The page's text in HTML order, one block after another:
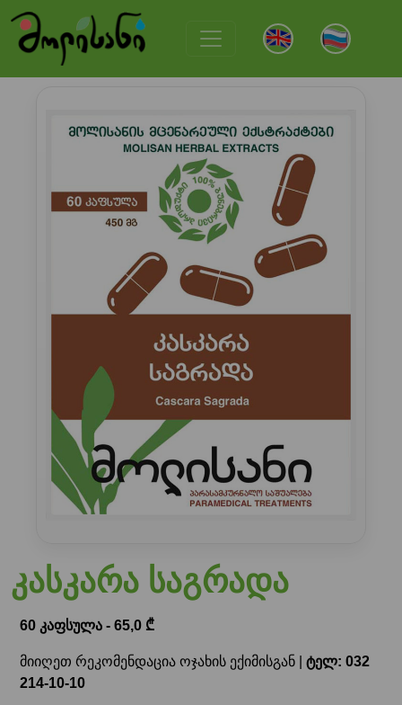
კასკარა საგრადა
60 კაფსულა - 65,0 ₾
მიიღეთ რეკომენდაცია ოჯახის ექიმისგან | ტელ: 032
214-10-10